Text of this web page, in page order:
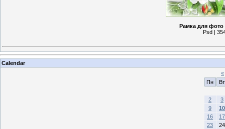
Рамка для фото
Psd |
Calendar
«
Пн
Вт
2
3
9
10
16
17
23
24